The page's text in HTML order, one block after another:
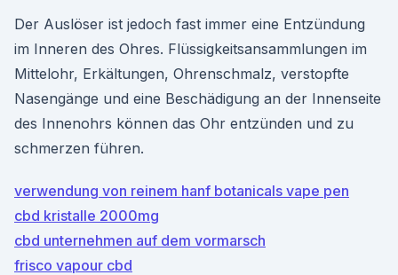
Der Auslöser ist jedoch fast immer eine Entzündung
im Inneren des Ohres. Flüssigkeitsansammlungen im
Mittelohr, Erkältungen, Ohrenschmalz, verstopfte
Nasengänge und eine Beschädigung an der Innenseite
des Innenohrs können das Ohr entzünden und zu
schmerzen führen.
verwendung von reinem hanf botanicals vape pen
cbd kristalle 2000mg
cbd unternehmen auf dem vormarsch
frisco vapour cbd